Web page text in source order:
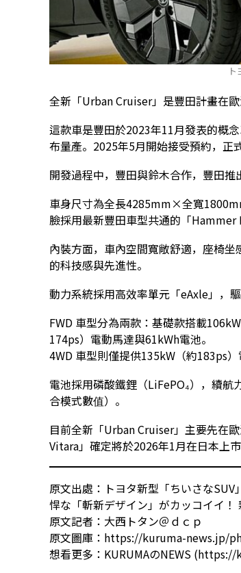
全新「Urban Cruiser」是豐田計畫在歐
這款車是豐田於2023年11月發表的概
布量產。2025年5月開始接受預約，正
開發過程中，豐田與鈴木合作，豐田
車身尺寸為全長4285mm×全寬
臉採用最新豐田車型共通的「Hammer
內裝方面，車內空間寬敞舒適，座椅
的科技感與先進性。
動力系統採用高效率單元「eAxle」，
FWD 車型分為兩款：基礎款搭載
174ps）電動馬達與61kWh電池。
4WD 車型則僅提供135kW（約183ps
電池採用磷酸鐵鋰（LiFePO₄），續
合模式數值）。
目前全新「Urban Cruiser」主要先在
Vitara」確定將於2026年1月在日本上
原文出處： トヨタ新型「ちいさな
悍な「斬新デザイン」がカッコイイ！
原文記者： 大西トタン＠ｄｃｐ
原文圖庫： https://kuruma-news.jp/
想看更多： KURUMAのNEWS